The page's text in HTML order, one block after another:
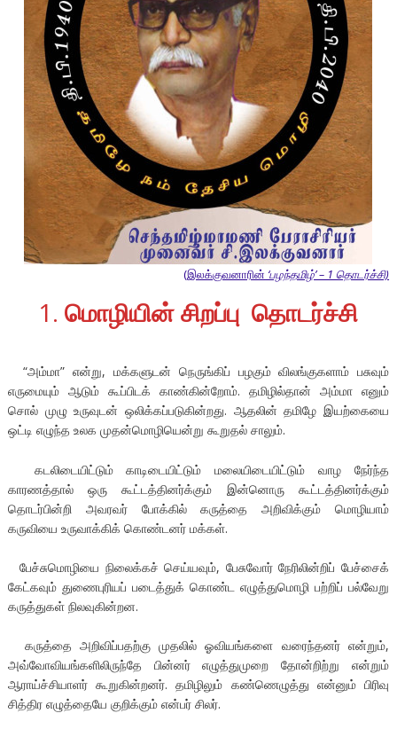
(இலக்குவனாரின் ‘பழந்தமிழ்’ – 1 தொடர்ச்சி)
1.மொழியின் சிறப்பு தொடர்ச்சி
“அம்மா” என்று, மக்களுடன் நெருங்கிப் பழகும் விலங்குகளாம் பசுவும்
எருமையும் ஆடும் கூப்பிடக் காண்கின்றோம். தமிழில்தான் அம்மா எனும்
சொல் முழு உருவுடன் ஒலிக்கப்படுகின்றது. ஆதலின் தமிழே இயற்கையை
ஒட்டி எழுந்த உலக முதன்மொழியென்று கூறுதல் சாலும்.
கடலிடையிட்டும் காடிடையிட்டும் மலையிடையிட்டும் வாழ நேர்ந்த
காரணத்தால் ஒரு கூட்டத்தினர்க்கும் இன்னொரு கூட்டத்தினர்க்கும்
தொடர்பின்றி அவரவர் போக்கில் கருத்தை அறிவிக்கும் மொழியாம்
கருவியை உருவாக்கிக் கொண்டனர் மக்கள்.
பேச்சுமொழியை நிலைக்கச் செய்யவும், பேசுவோர் நேரிலின்றிப் பேச்சைக்
கேட்கவும் துணைபுரியப் படைத்துக் கொண்ட எழுத்துமொழி பற்றிப் பல்வேறு
கருத்துகள் நிலவுகின்றன.
கருத்தை அறிவிப்பதற்கு முதலில் ஓவியங்களை வரைந்தனர் என்றும்,
அவ்வோவியங்களிலிருந்தே பின்னர் எழுத்துமுறை தோன்றிற்று என்றும்
ஆராய்ச்சியாளர் கூறுகின்றனர். தமிழிலும் கண்ணெழுத்து என்னும் பிரிவு
சித்திர எழுத்தையே குறிக்கும் என்பர் சிலர்.